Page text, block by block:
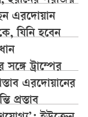
এরদোয়ান
যিনি হবেন
সঙ্গে ট্রাম্পের
এরদোয়ানের
প্রস্তাব